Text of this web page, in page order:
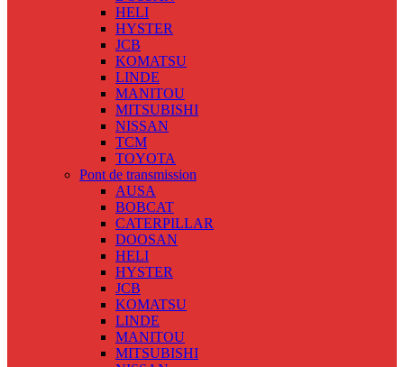
HELI
HYSTER
JCB
KOMATSU
LINDE
MANITOU
MITSUBISHI
NISSAN
TCM
TOYOTA
Pont de transmission
AUSA
BOBCAT
CATERPILLAR
DOOSAN
HELI
HYSTER
JCB
KOMATSU
LINDE
MANITOU
MITSUBISHI